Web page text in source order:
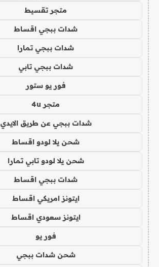
متجر تقسيط
شدات ببجي اقساط
شدات ببجي تمارا
شدات ببجي تابي
فور يو ستور
متجر 4u
شدات ببجي عن طريق الايدي
شحن يلا لودو اقساط
شحن يلا لودو تابي تمارا
شدات ببجي اقساط
ايتونز امريكي اقساط
ايتونز سعودي اقساط
فور يو
شحن شدات ببجي